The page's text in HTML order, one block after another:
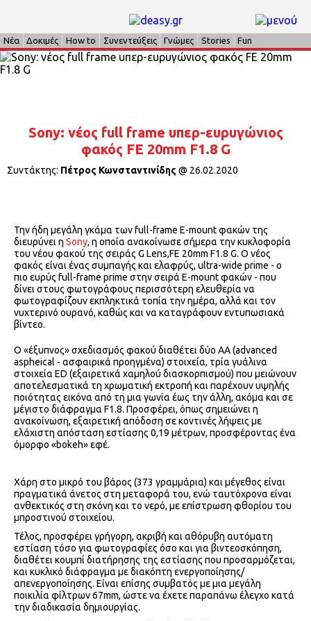
Νέα Δοκιμές How to Συνεντεύξεις Γνώμες Stories Fun
Sony: νέος full frame υπερ-ευρυγώνιος
φακός FE 20mm F1.8 G
Συντάκτης: Πέτρος Κωνσταντινίδης @ 26.02.2020
Την ήδη μεγάλη γκάμα των full-frame E-mount φακών της
διευρύνει η Sony, η οποία ανακοίνωσε σήμερα την κυκλοφορία
του νέου φακού της σειράς G Lens,FE 20mm F1.8 G. Ο νέος
φακός είναι ένας συμπαγής και ελαφρύς, ultra-wide prime - ο
πιο ευρύς full-frame prime στην σειρά E-mount φακών - που
δίνει στους φωτογράφους περισσότερη ελευθερία να
φωτογραφίζουν εκπληκτικά τοπία την ημέρα, αλλά και τον
νυχτερινό ουρανό, καθώς και να καταγράφουν εντυπωσιακά
βίντεο.
Ο «έξυπνος» σχεδιασμός φακού διαθέτει δύο ΑΑ (advanced
aspheical - ασφαιρικά προηγμένα) στοιχεία, τρία γυάλινα
στοιχεία ED (εξαιρετικά χαμηλού διασκορπισμού) που μειώνουν
αποτελεσματικά τη χρωματική εκτροπή και παρέχουν υψηλής
ποιότητας εικόνα από τη μια γωνία έως την άλλη, ακόμα και σε
μέγιστο διάφραγμα F1.8. Προσφέρει, όπως σημειώνει η
ανακοίνωση, εξαιρετική απόδοση σε κοντινές λήψεις με
ελάχιστη απόσταση εστίασης 0,19 μέτρων, προσφέροντας ένα
όμορφο «bokeh» εφέ.
Χάρη στο μικρό του βάρος (373 γραμμάρια) και μέγεθος είναι
πραγματικά άνετος στη μεταφορά του, ενώ ταυτόχρονα είναι
ανθεκτικός στη σκόνη και το νερό, με επίστρωση φθορίου του
μπροστινού στοιχείου.
Τέλος, προσφέρει γρήγορη, ακριβή και αθόρυβη αυτόματη
εστίαση τόσο για φωτογραφίες όσο και για βιντεοσκόπηση,
διαθέτει κουμπί διατήρησης της εστίασης που προσαρμόζεται,
και κυκλικό διάφραγμα με διακόπτη ενεργοποίησης/
απενεργοποίησης. Είναι επίσης συμβατός με μια μεγάλη
ποικιλία φίλτρων 67mm, ώστε να έχετε παραπάνω έλεγχο κατά
την διαδικασία δημιουργίας.